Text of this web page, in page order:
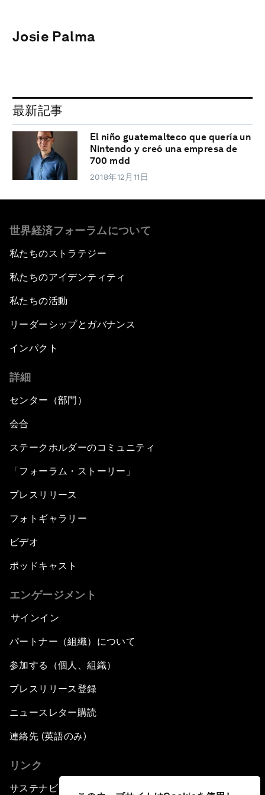
Josie Palma
最新記事
El niño guatemalteco que quería un
Nintendo y creó una empresa de
700 mdd
2018年12月11日
世界経済フォーラムについて
私たちのストラテジー
私たちのアイデンティティ
私たちの活動
リーダーシップとガバナンス
インパクト
詳細
センター（部門）
会合
ステークホルダーのコミュニティ
「フォーラム・ストーリー」
プレスリリース
フォトギャラリー
ビデオ
ポッドキャスト
エンゲージメント
サインイン
パートナー（組織）について
参加する（個人、組織）
プレスリリース登録
ニュースレター購読
連絡先 (英語のみ)
リンク
サステナビリティへの取り組み